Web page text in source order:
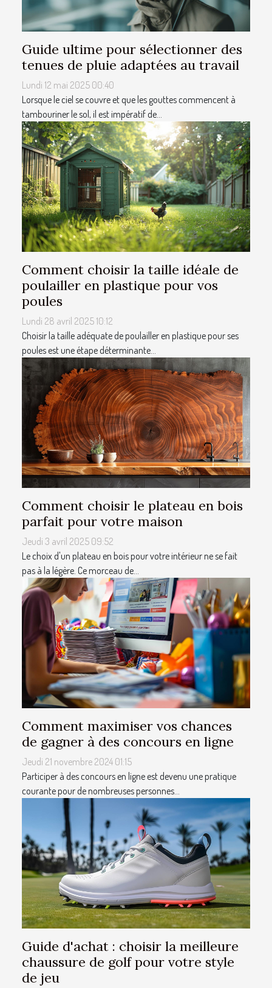
Guide ultime pour sélectionner des
tenues de pluie adaptées au travail
Lundi 12 mai 2025 00:40
Lorsque le ciel se couvre et que les gouttes commencent à
tambouriner le sol, il est impératif de...
Comment choisir la taille idéale de
poulailler en plastique pour vos
poules
Lundi 28 avril 2025 10:12
Choisir la taille adéquate de poulailler en plastique pour ses
poules est une étape déterminante...
Comment choisir le plateau en bois
parfait pour votre maison
Jeudi 3 avril 2025 09:52
Le choix d'un plateau en bois pour votre intérieur ne se fait
pas à la légère. Ce morceau de...
Comment maximiser vos chances
de gagner à des concours en ligne
Jeudi 21 novembre 2024 01:15
Participer à des concours en ligne est devenu une pratique
courante pour de nombreuses personnes...
Guide d'achat : choisir la meilleure
chaussure de golf pour votre style
de jeu